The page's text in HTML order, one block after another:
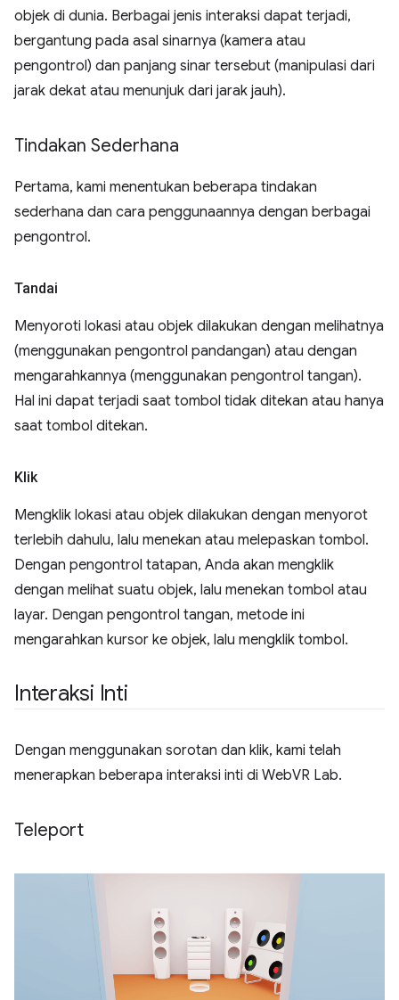
objek di dunia. Berbagai jenis interaksi dapat terjadi,
bergantung pada asal sinarnya (kamera atau
pengontrol) dan panjang sinar tersebut (manipulasi dari
jarak dekat atau menunjuk dari jarak jauh).
Tindakan Sederhana
Pertama, kami menentukan beberapa tindakan
sederhana dan cara penggunaannya dengan berbagai
pengontrol.
Tandai
Menyoroti lokasi atau objek dilakukan dengan melihatnya
(menggunakan pengontrol pandangan) atau dengan
mengarahkannya (menggunakan pengontrol tangan).
Hal ini dapat terjadi saat tombol tidak ditekan atau hanya
saat tombol ditekan.
Klik
Mengklik lokasi atau objek dilakukan dengan menyorot
terlebih dahulu, lalu menekan atau melepaskan tombol.
Dengan pengontrol tatapan, Anda akan mengklik
dengan melihat suatu objek, lalu menekan tombol atau
layar. Dengan pengontrol tangan, metode ini
mengarahkan kursor ke objek, lalu mengklik tombol.
Interaksi Inti
Dengan menggunakan sorotan dan klik, kami telah
menerapkan beberapa interaksi inti di WebVR Lab.
Teleport